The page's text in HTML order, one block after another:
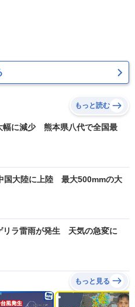
もっと読む
幅に減少 熊本県八代で全国最
国大陸に上陸 最大500mmの大
リラ雷雨が発生 天気の急変に
もっと見る